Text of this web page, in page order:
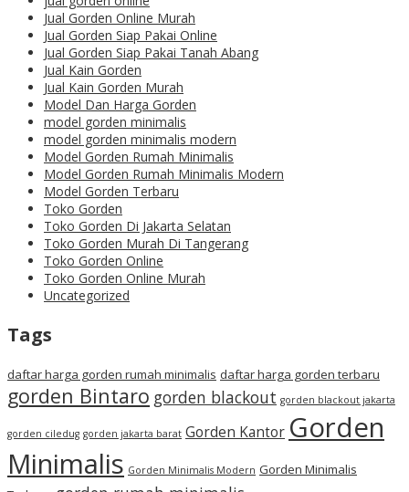
Jual Gorden Online Murah
Jual Gorden Siap Pakai Online
Jual Gorden Siap Pakai Tanah Abang
Jual Kain Gorden
Jual Kain Gorden Murah
Model Dan Harga Gorden
model gorden minimalis
model gorden minimalis modern
Model Gorden Rumah Minimalis
Model Gorden Rumah Minimalis Modern
Model Gorden Terbaru
Toko Gorden
Toko Gorden Di Jakarta Selatan
Toko Gorden Murah Di Tangerang
Toko Gorden Online
Toko Gorden Online Murah
Uncategorized
Tags
daftar harga gorden rumah minimalis daftar harga gorden terbaru
gorden Bintaro gorden blackout gorden blackout jakarta
gorden ciledug gorden jakarta barat Gorden Kantor Gorden
Minimalis Gorden Minimalis Modern Gorden Minimalis